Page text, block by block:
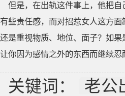
但是，在出轨这件事上，他把
有些责任感，而对招惹女人这方
还是重视物质、地位、面子？如
让你因为感情之外的东西而继续
关键词： 老公